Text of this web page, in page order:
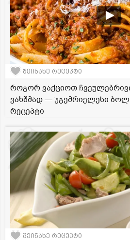
შეინახე რეცეპტი
როგორ ვაქციოთ
ვახშმად — უგემრიელესი
რეცეპტი
შეინახე რეცეპტი